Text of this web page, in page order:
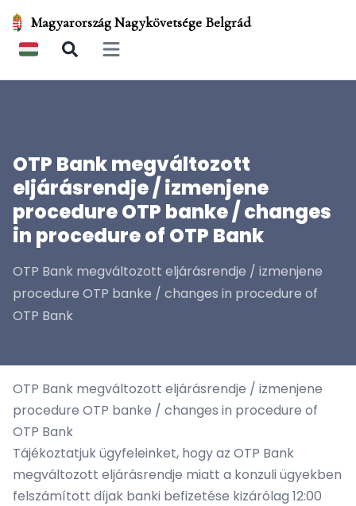
Magyarország Nagykövetsége Belgrád
Open main menu
OTP Bank megváltozott
eljárásrendje / izmenjene
procedure OTP banke / changes
in procedure of OTP Bank
OTP Bank megváltozott eljárásrendje / izmenjene
procedure OTP banke / changes in procedure of
OTP Bank
OTP Bank megváltozott eljárásrendje / izmenjene
procedure OTP banke / changes in procedure of
OTP Bank
Tájékoztatjuk ügyfeleinket, hogy az OTP Bank
megváltozott eljárásrendje miatt a konzuli ügyekben
felszámított díjak banki befizetése kizárólag 12:00